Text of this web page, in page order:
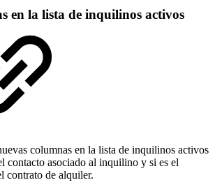
en la lista de inquilinos activos
columnas en la lista de inquilinos activos
contacto asociado al inquilino y si es el
contrato de alquiler.